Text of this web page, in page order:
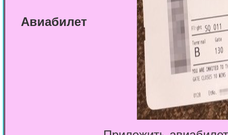
Авиабилет